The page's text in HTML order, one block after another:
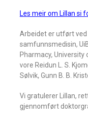
Les meir om Lillan si
Arbeidet er utført
samfunnsmedisin,
Pharmacy,
vore Reidun L. S.
Sølvik, Gunn B. B.
Vi gratulerer Lillan,
gjennomført